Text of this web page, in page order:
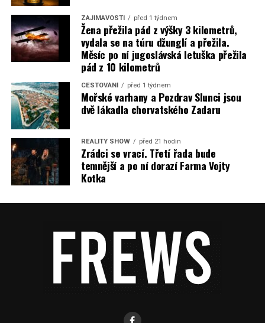
ZAJÍMAVOSTI před 1 týdnem
Žena přežila pád z výšky 3 kilometrů,
vydala se na túru džunglí a přežila.
Měsíc po ní jugoslávská letuška přežila
pád z 10 kilometrů
CESTOVÁNÍ před 1 týdnem
Mořské varhany a Pozdrav Slunci jsou
dvě lákadla chorvatského Zadaru
REALITY SHOW před 21 hodin
Zrádci se vrací. Třetí řada bude
temnější a po ní dorazí Farma Vojty
Kotka